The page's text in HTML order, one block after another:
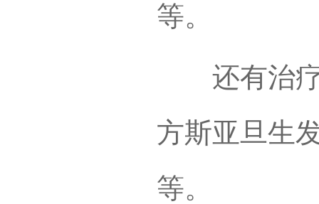
等。
还有治疗
方斯亚旦生
等。